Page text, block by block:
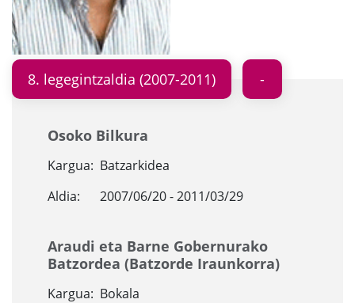
8. legegintzaldia (2007-2011)
Osoko Bilkura
Kargua: Batzarkidea
Aldia:
2007/06/20 - 2011/03/29
Araudi eta Barne Gobernurako
Batzordea (Batzorde Iraunkorra)
Kargua: Bokala